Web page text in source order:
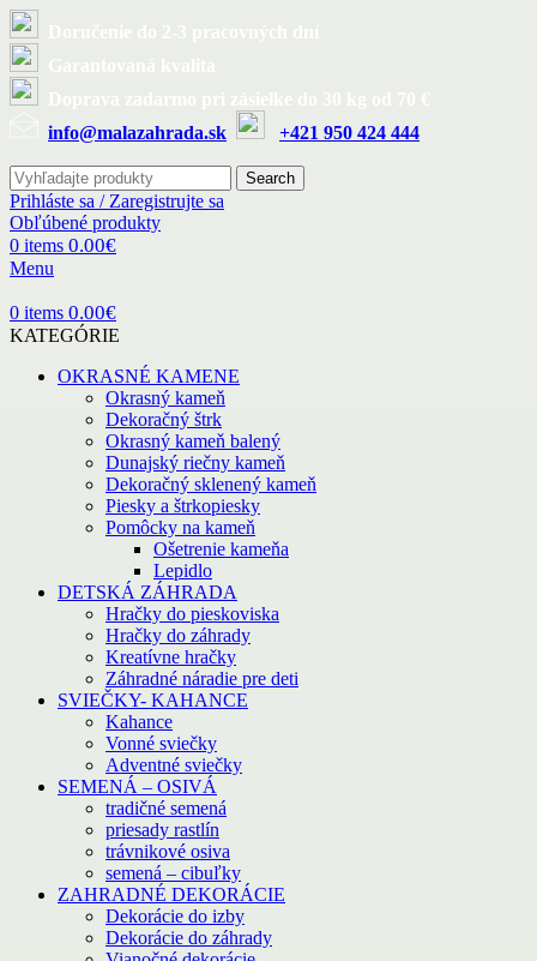
info@malazahrada.sk
+421 950 424 444
Search
Prihláste sa / Zaregistrujte sa
Obľúbené produkty
0 items 0.00€
Menu
0 items 0.00€
KATEGÓRIE
OKRASNÉ KAMENE
Okrasný kameň
Dekoračný štrk
Okrasný kameň balený
Dunajský riečny kameň
Dekoračný sklenený kameň
Piesky a štrkopiesky
Pomôcky na kameň
Ošetrenie kameňa
Lepidlo
DETSKÁ ZÁHRADA
Hračky do pieskoviska
Hračky do záhrady
Kreatívne hračky
Záhradné náradie pre deti
SVIEČKY- KAHANCE
Kahance
Vonné sviečky
Adventné sviečky
SEMENÁ – OSIVÁ
tradičné semená
priesady rastlín
trávnikové osiva
semená – cibuľky
ZAHRADNÉ DEKORÁCIE
Dekorácie do izby
Dekorácie do záhrady